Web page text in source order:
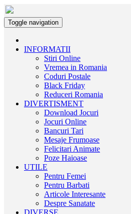
Toggle navigation
INFORMATII
Stiri Online
Vremea in Romania
Coduri Postale
Black Friday
Reduceri Romania
DIVERTISMENT
Download Jocuri
Jocuri Online
Bancuri Tari
Mesaje Frumoase
Felicitari Animate
Poze Haioase
UTILE
Pentru Femei
Pentru Barbati
Articole Interesante
Despre Sanatate
DIVERSE